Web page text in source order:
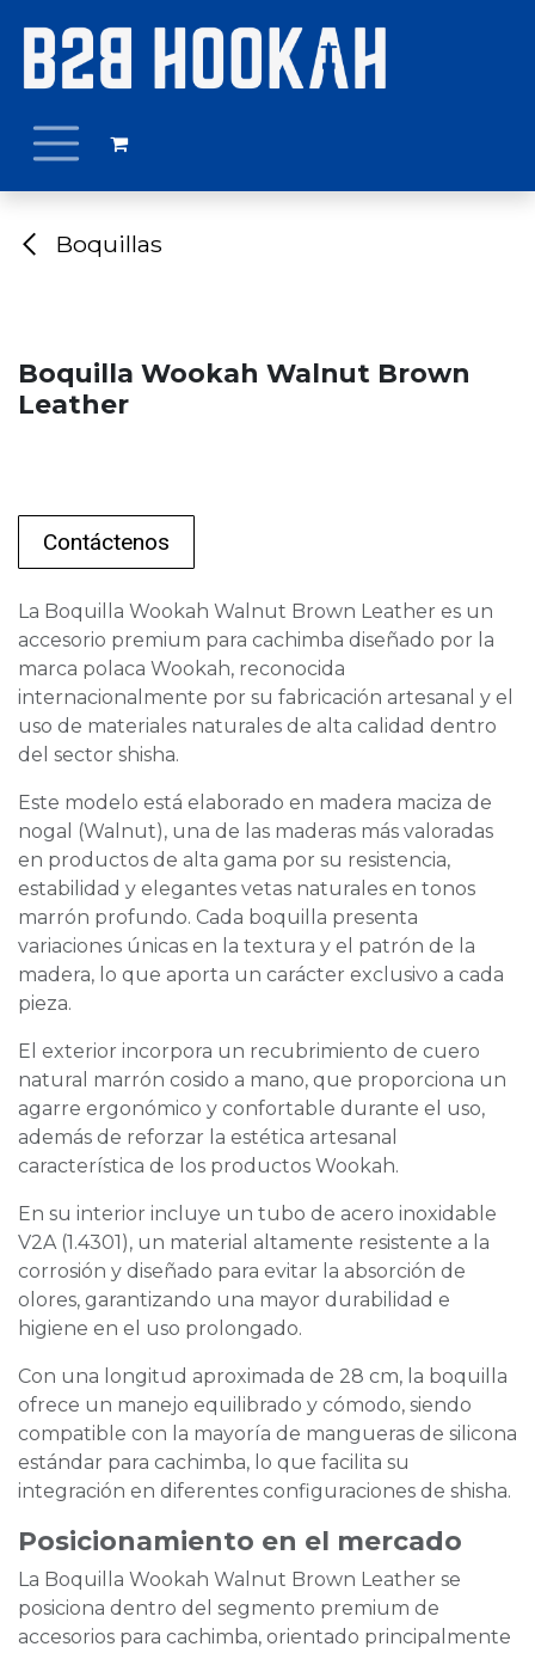
Boquillas
Boquilla Wookah Walnut Brown
Leather
Contáctenos
La Boquilla Wookah Walnut Brown Leather es un
accesorio premium para cachimba diseñado por la
marca polaca Wookah, reconocida
internacionalmente por su fabricación artesanal y el
uso de materiales naturales de alta calidad dentro
del sector shisha.
Este modelo está elaborado en madera maciza de
nogal (Walnut), una de las maderas más valoradas
en productos de alta gama por su resistencia,
estabilidad y elegantes vetas naturales en tonos
marrón profundo. Cada boquilla presenta
variaciones únicas en la textura y el patrón de la
madera, lo que aporta un carácter exclusivo a cada
pieza.
El exterior incorpora un recubrimiento de cuero
natural marrón cosido a mano, que proporciona un
agarre ergonómico y confortable durante el uso,
además de reforzar la estética artesanal
característica de los productos Wookah.
En su interior incluye un tubo de acero inoxidable
V2A (1.4301), un material altamente resistente a la
corrosión y diseñado para evitar la absorción de
olores, garantizando una mayor durabilidad e
higiene en el uso prolongado.
Con una longitud aproximada de 28 cm, la boquilla
ofrece un manejo equilibrado y cómodo, siendo
compatible con la mayoría de mangueras de silicona
estándar para cachimba, lo que facilita su
integración en diferentes configuraciones de shisha.
Posicionamiento en el mercado
La Boquilla Wookah Walnut Brown Leather se
posiciona dentro del segmento premium de
accesorios para cachimba, orientado principalmente